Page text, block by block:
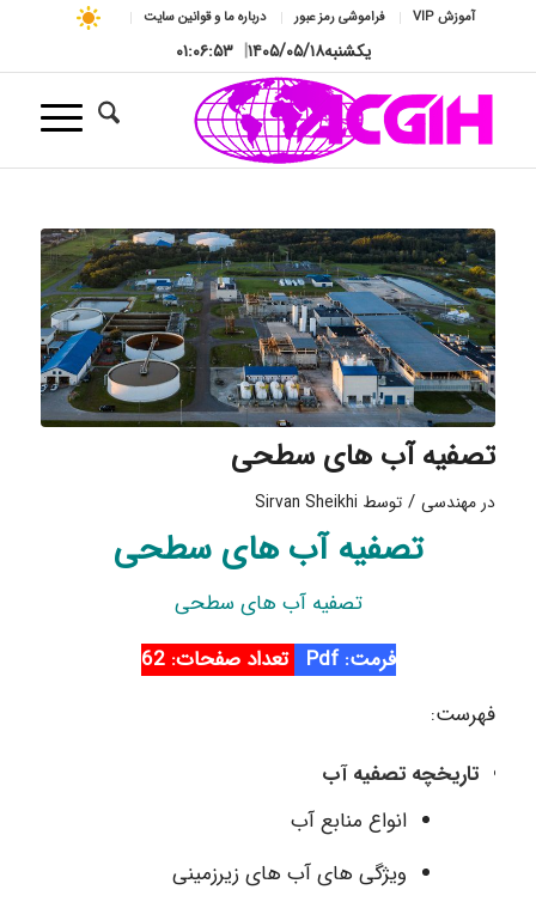
آموزش VIP فراموشی رمز عبور درباره ما و قوانین سایت
یکشنبه۱۴۰۵/۰۵/۱۸| ۰۱:۰۶:۵۵
تصفیه آب های سطحی
در مهندسی / توسط Sirvan Sheikhi
تصفیه آب های سطحی
تصفیه آب های سطحی
فرمت: Pdf
تعداد صفحات: 62
فهرست:
تاریخچه تصفیه آب
انواع منابع آب
ویژگی های آب های زیرزمینی